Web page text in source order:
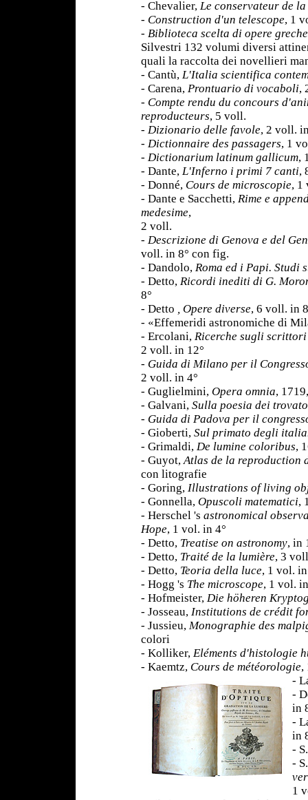
- Chevalier, Le conservateur de la
- Construction d'un telescope, 1
- Biblioteca scelta di opere
Silvestri 132 volumi diversi
quali la raccolta dei novellieri
- Cantù, L'Italia scientifica
- Carena, Prontuario di vocaboli,
- Compte rendu du concours
reproducteurs, 5 voll.
- Dizionario delle favole, 2 voll.
- Dictionnaire des passagers, 1
- Dictionarium latinum gallicum,
- Dante, L'Inferno i primi 7 canti,
- Donné, Cours de microscopie, 1
- Dante e Sacchetti, Rime e
medesime,
2 voll.
- Descrizione di Genova e del
voll. in 8° con fig.
- Dandolo, Roma ed i Papi. Studi
- Detto, Ricordi inediti di G.
8°
- Detto , Opere diverse, 6 voll. in
- «Effemeridi astronomiche di
- Ercolani, Ricerche sugli
2 voll. in 12°
- Guida di Milano per il
2 voll. in 4°
- Guglielmini, Opera omnia,
- Galvani, Sulla poesia dei
- Guida di Padova per il
- Gioberti, Sul primato degli
- Grimaldi, De lumine coloribus,
- Guyot,Atlas de la reproduction
con litografie
- Goring, Illustrations of living
- Gonnella, Opuscoli matematici,
- Herschel 's astronomical
Hope, 1 vol. in 4°
- Detto, Treatise on astronomy, in
- Detto, Traité de la lumière, 3
- Detto, Teoria della luce, 1 vol.
- Hogg 's The microscope, 1 vol.
- Hofmeister, Die höheren
- Josseau, Institutions de crédit
- Jussieu, Monographie des
colori
- Kolliker, Eléments d'histologie
- Kaemtz, Cours de météorologie,
-
-
in
-
in
-
-
1